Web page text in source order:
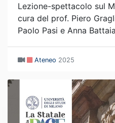
Lezione-spettacolo sul
cura del prof. Piero
Paolo Pasi e Anna
Ateneo 2025